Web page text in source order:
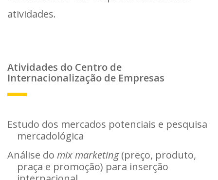
atividades.
Atividades do Centro de
Internacionalização de Empresas
Estudo dos mercados potenciais e pesquisa
mercadológica
Análise do mix marketing(preço, produto,
praça e promoção) para inserção